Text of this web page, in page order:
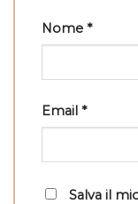
Nome *
Email *
Salva il